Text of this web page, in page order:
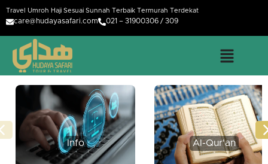
Travel Umroh Haji Sesuai Sunnah Terbaik Termurah Terdekat
care@hudayasafari.com 021 – 31900306 / 309
Info Al-Qur'an